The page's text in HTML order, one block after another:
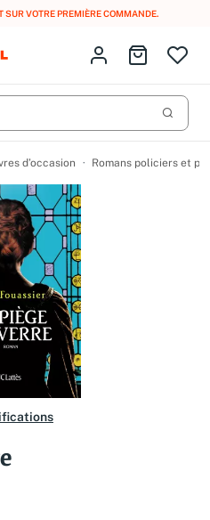
SUR VOTRE PREMIÈRE COMMANDE.
Lancer
que vous cherchiez ?
compte pour être alerté dès
en stock.
alerte
Identifiez-vous
Aller au
d’occasion Romans policiers et